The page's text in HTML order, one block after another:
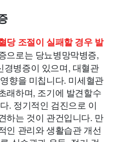
당 조절이 실패할 경우 발
으로는 당뇨병망막병증,
경병증이 있으며, 대혈관
향을 미칩니다. 미세혈관
래하며, 조기에 발견할수
. 정기적인 검진으로 이
하는 것이 관건입니다. 만
인 관리와 생활습관 개선